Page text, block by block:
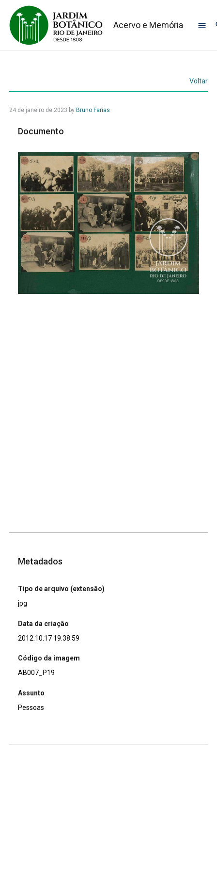
Acervo e Memória
Voltar
24 de janeiro de 2023 by Bruno Farias
Documento
Metadados
Tipo de arquivo (extensão)
jpg
Data da criação
2012:10:17 19:38:59
Código da imagem
AB007_P19
Assunto
Pessoas